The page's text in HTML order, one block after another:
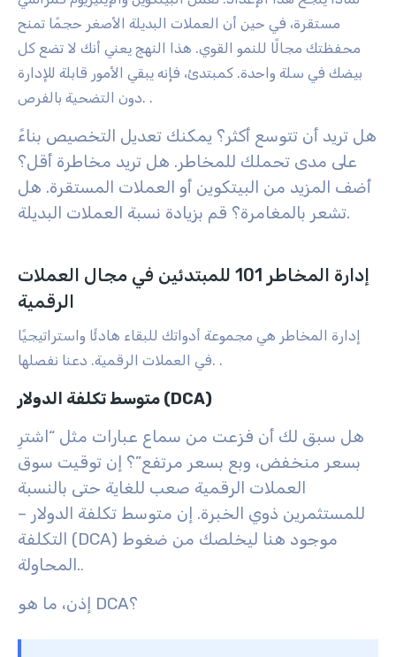
مستقرة، في حين أن العملات البديلة الأصغر حجمًا تمنح
محفظتك مجالًا للنمو القوي. هذا النهج يعني أنك لا تضع كل
بيضك في سلة واحدة. كمبتدئ، فإنه يبقي الأمور قابلة للإدارة
دون التضحية بالفرص. .
هل تريد أن تتوسع أكثر؟ يمكنك تعديل التخصيص بناءً
على مدى تحملك للمخاطر. هل تريد مخاطرة أقل؟
أضف المزيد من البيتكوين أو العملات المستقرة. هل
تشعر بالمغامرة؟ قم بزيادة نسبة العملات البديلة.
إدارة المخاطر 101 للمبتدئين في مجال العملات
الرقمية
إدارة المخاطر هي مجموعة أدواتك للبقاء هادئًا واستراتيجيًا
في العملات الرقمية. دعنا نفصلها. .
متوسط تكلفة الدولار (DCA)
هل سبق لك أن فزعت من سماع عبارات مثل “اشترِ
بسعر منخفض، وبع بسعر مرتفع”؟ إن توقيت سوق
العملات الرقمية صعب للغاية حتى بالنسبة
للمستثمرين ذوي الخبرة. إن متوسط تكلفة الدولار –
التكلفة (DCA) موجود هنا ليخلصك من ضغوط
المحاولة..
إذن، ما هو DCA؟